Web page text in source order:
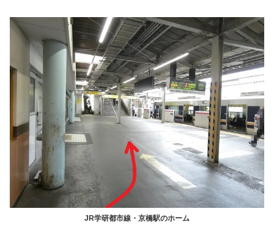
JR学研都市線・京橋駅のホーム